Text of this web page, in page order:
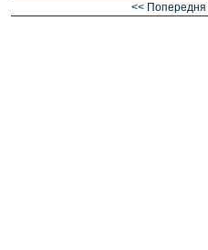
<< Попередня